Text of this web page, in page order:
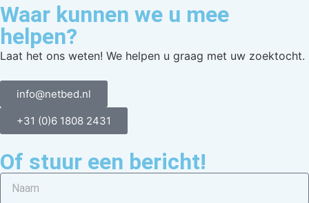
Waar kunnen we u mee
helpen?
Laat het ons weten! We helpen u graag met uw zoektocht.
info@netbed.nl
+31 (0)6 1808 2431
Of stuur een bericht!